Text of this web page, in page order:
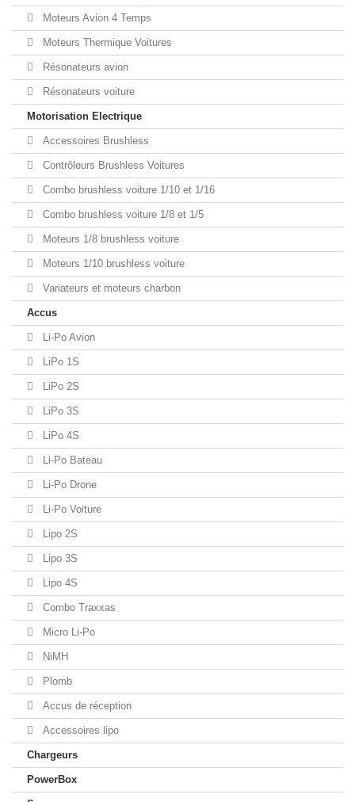
Moteurs Avion 4 Temps
Moteurs Thermique Voitures
Résonateurs avion
Résonateurs voiture
Motorisation Electrique
Accessoires Brushless
Contrôleurs Brushless Voitures
Combo brushless voiture 1/10 et 1/16
Combo brushless voiture 1/8 et 1/5
Moteurs 1/8 brushless voiture
Moteurs 1/10 brushless voiture
Variateurs et moteurs charbon
Accus
Li-Po Avion
LiPo 1S
LiPo 2S
LiPo 3S
LiPo 4S
Li-Po Bateau
Li-Po Drone
Li-Po Voiture
Lipo 2S
Lipo 3S
Lipo 4S
Combo Traxxas
Micro Li-Po
NiMH
Plomb
Accus de réception
Accessoires lipo
Chargeurs
PowerBox